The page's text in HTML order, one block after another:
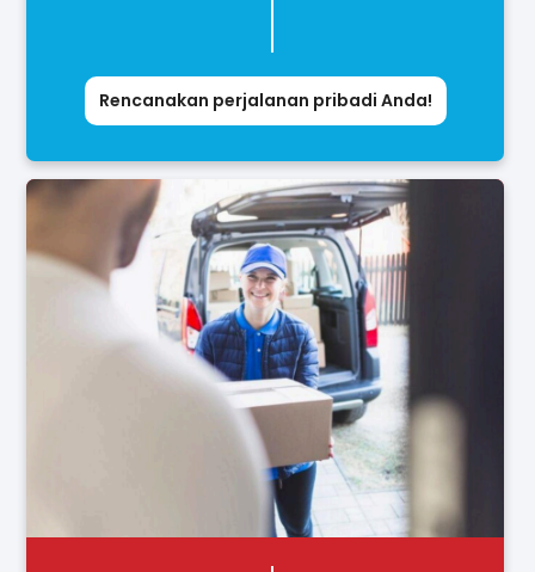
Rencanakan perjalanan pribadi Anda!